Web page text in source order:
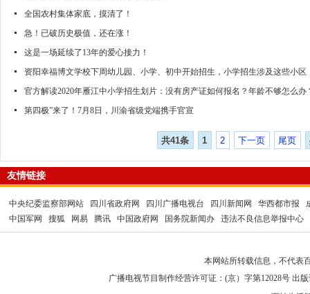
全国农村集体家底，摸清了！
急！已破历史极值，还在涨！
这是一场延续了13年的爱心接力！
资阳幸福博文学校下周幼儿园、小学、初中开始招生，小学招生涉及这些小区
官方解读2020年雁江中小学招生划片：没有房产证如何报名？年龄不够怎么办
第四极”来了！7月8日，川渝省级党端携手官宣
共41条 1 2 下一页 尾页
友情链接
中央纪委监察部网站 四川省政府网 四川广播电视台 四川新闻网 华西都市报
中国军网
搜狐 网易 腾讯 中国政府网 国务院新闻办 违法不良信息举报中心
本网站所转载信息，不代表
广播电视节目制作经营许可证：(京）字第12028号 出